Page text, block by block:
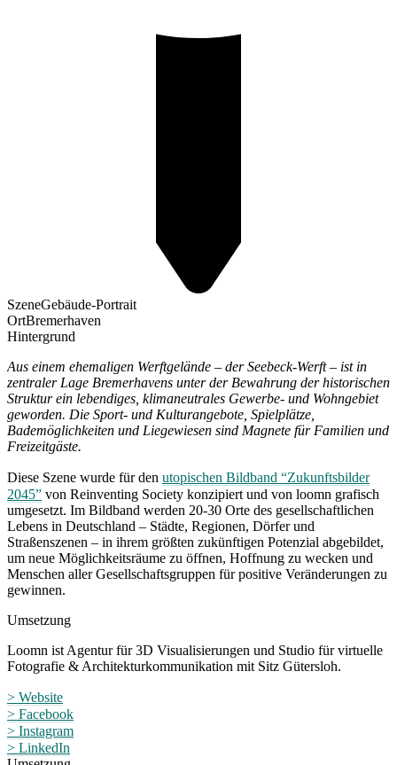
SzeneGebäude-Portrait
OrtBremerhaven
Hintergrund
Aus einem ehemaligen Werftgelände – der Seebeck-Werft – ist in
zentraler Lage Bremerhavens unter der Bewahrung der historischen
Struktur ein lebendiges, klimaneutrales Gewerbe- und Wohngebiet
geworden. Die Sport- und Kulturangebote, Spielplätze,
Bademöglichkeiten und Liegewiesen sind Magnete für Familien und
Freizeitgäste.
Diese Szene wurde für den utopischen Bildband “Zukunftsbilder
2045” von Reinventing Society konzipiert und von loomn grafisch
umgesetzt. Im Bildband werden 20-30 Orte des gesellschaftlichen
Lebens in Deutschland – Städte, Regionen, Dörfer und
Straßenszenen – in ihrem größten zukünftigen Potenzial abgebildet,
um neue Möglichkeitsräume zu öffnen, Hoffnung zu wecken und
Menschen aller Gesellschaftsgruppen für positive Veränderungen zu
gewinnen.
Umsetzung
Loomn ist Agentur für 3D Visualisierungen und Studio für virtuelle
Fotografie & Architekturkommunikation mit Sitz Gütersloh.
> Website
> Facebook
> Instagram
> LinkedIn